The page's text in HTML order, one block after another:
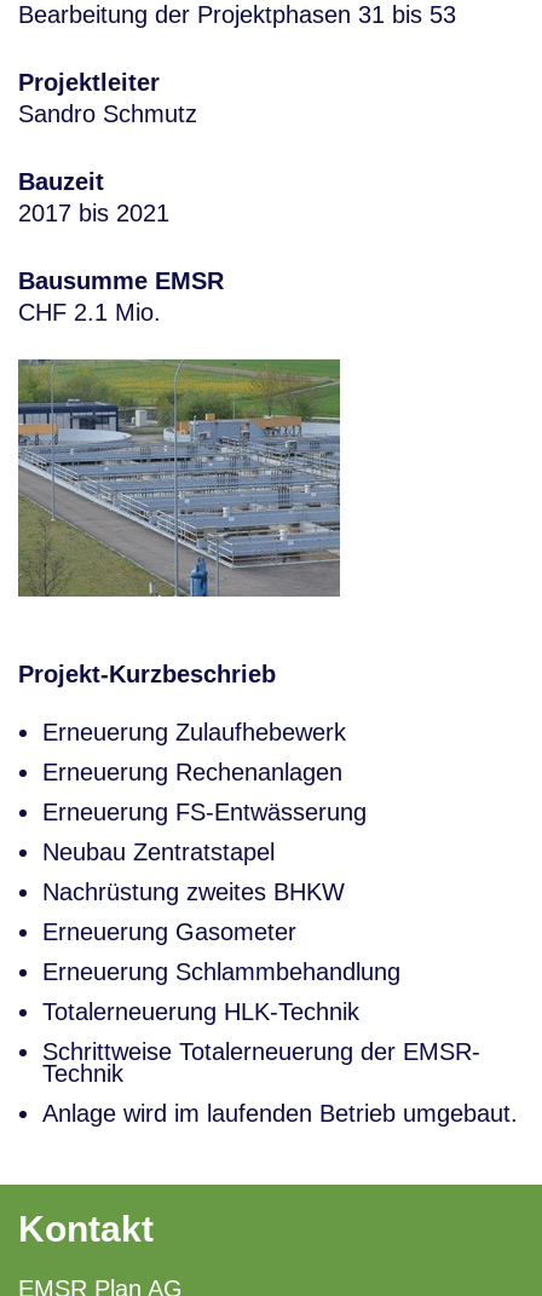
Bearbeitung der Projektphasen 31 bis 53
Projektleiter
Sandro Schmutz
Bauzeit
2017 bis 2021
Bausumme EMSR
CHF 2.1 Mio.
Projekt-Kurzbeschrieb
Erneuerung Zulaufhebewerk
Erneuerung Rechenanlagen
Erneuerung FS-Entwässerung
Neubau Zentratstapel
Nachrüstung zweites BHKW
Erneuerung Gasometer
Erneuerung Schlammbehandlung
Totalerneuerung HLK-Technik
Schrittweise Totalerneuerung der EMSR-
Technik
Anlage wird im laufenden Betrieb umgebaut.
Kontakt
EMSR Plan AG